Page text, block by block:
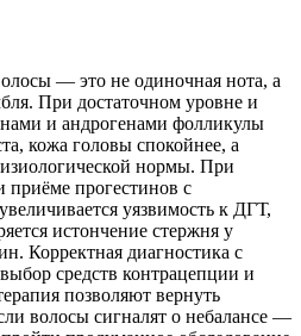
— это не одиночная нота, а
При достаточном уровне и
и андрогенами фолликулы
кожа головы спокойнее, а
нормы. При
приёме прогестинов с
уязвимость к ДГТ,
истончение стержня у
Корректная диагностика с
средств контрацепции и
позволяют вернуть
волосы сигналят о небалансе —